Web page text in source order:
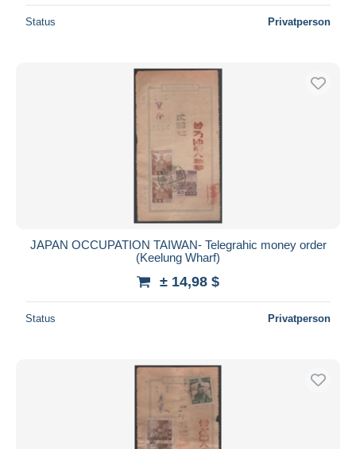
Status Privatperson
JAPAN OCCUPATION TAIWAN- Telegrahic money order
(Keelung Wharf)
± 14,98 $
Status Privatperson